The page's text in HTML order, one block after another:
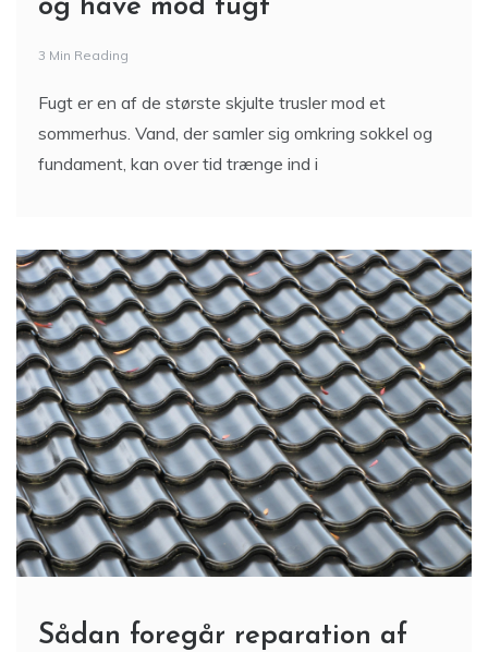
og have mod fugt
3 Min Reading
Fugt er en af de største skjulte trusler mod et
sommerhus. Vand, der samler sig omkring sokkel og
fundament, kan over tid trænge ind i
Sådan foregår reparation af